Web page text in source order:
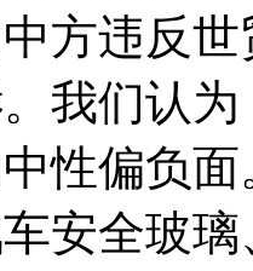
方违反
我们认
性偏负
安全玻